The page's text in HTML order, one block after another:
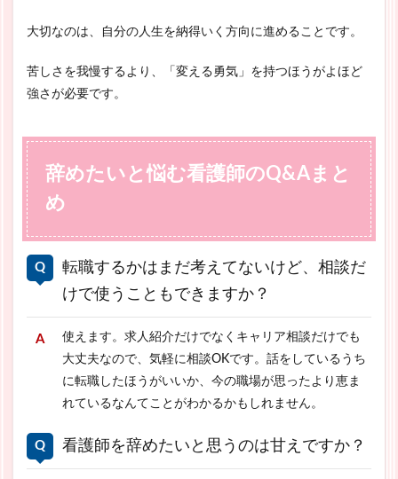
大切なのは、自分の人生を納得いく方向に進めることです。
苦しさを我慢するより、「変える勇気」を持つほうがよほど
強さが必要です。
辞めたいと悩む看護師のQ&Aまと
め
転職するかはまだ考えてないけど、相談だ
けで使うこともできますか？
使えます。求人紹介だけでなくキャリア相談だけでも
大丈夫なので、気軽に相談OKです。話をしているうち
に転職したほうがいいか、今の職場が思ったより恵ま
れているなんてことがわかるかもしれません。
看護師を辞めたいと思うのは甘えですか？